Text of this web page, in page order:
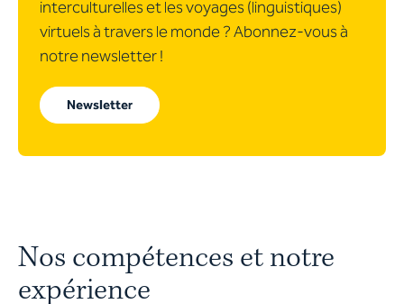
interculturelles et les voyages (linguistiques)
virtuels à travers le monde ? Abonnez-vous à
notre newsletter !
Newsletter
Nos compétences et notre
expérience